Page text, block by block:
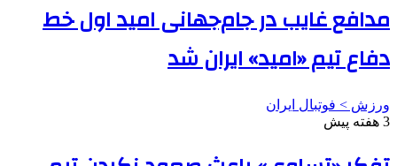
مدافع غایب در جام‌جهانی امید اول خط
دفاع تیم «امید» ایران شد
ورزش > فوتبال ایران
3 هفته پیش